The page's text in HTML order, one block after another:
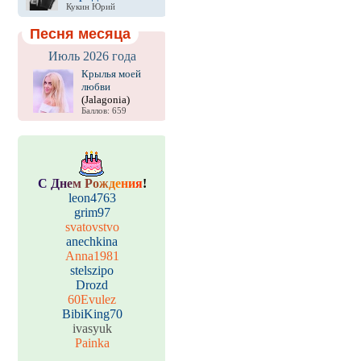
Кукин Юрий
Песня месяца
Июль 2026 года
Крылья моей
любви
(Jalagonia)
Баллов: 659
С Днем Рождения!
leon4763
grim97
svatovstvo
anechkina
Anna1981
stelszipo
Drozd
60Evulez
BibiKing70
ivasyuk
Painka